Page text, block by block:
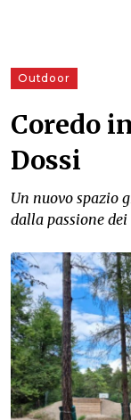
Outdoor
Coredo
Dossi
Un nuovo spazio
dalla passione